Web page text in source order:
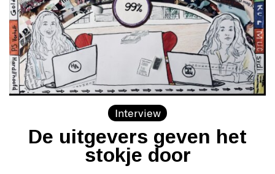
Interview
De uitgevers geven het
stokje door